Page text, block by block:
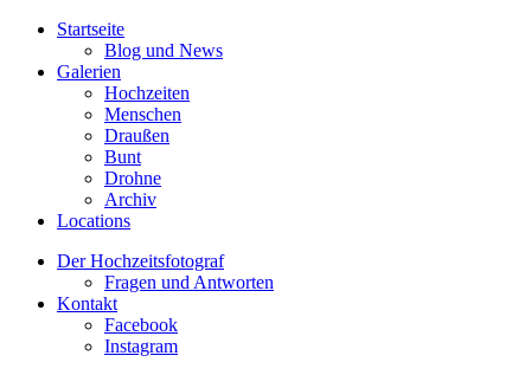
Startseite
Blog und News
Galerien
Hochzeiten
Menschen
Draußen
Bunt
Drohne
Archiv
Locations
Der Hochzeitsfotograf
Fragen und Antworten
Kontakt
Facebook
Instagram